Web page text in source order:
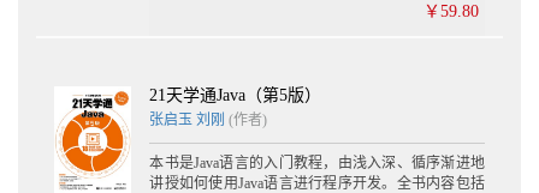
￥59.80
21天学通Java（第5版）
张启玉 刘刚 (作者)
本书是Java语言的入门教程，由浅入深、循序渐进地
讲授如何使用Java语言进行程序开发。全书内容包括